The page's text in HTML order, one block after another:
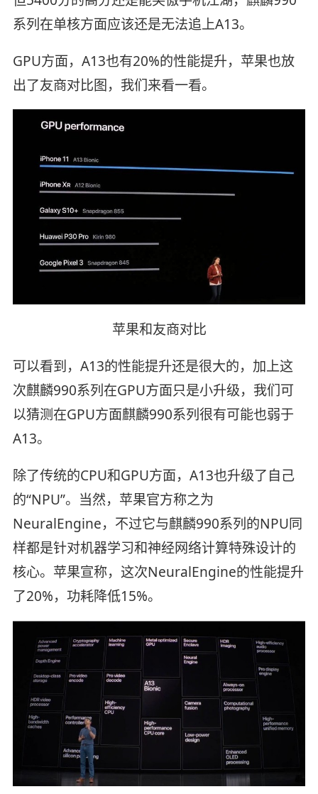
系列在单核方面应该还是无法追上A13。
GPU方面，A13也有20%的性能提升，苹果也放
出了友商对比图，我们来看一看。
苹果和友商对比
可以看到，A13的性能提升还是很大的，加上这
次麒麟990系列在GPU方面只是小升级，我们可
以猜测在GPU方面麒麟990系列很有可能也弱于
A13。
除了传统的CPU和GPU方面，A13也升级了自己
的“NPU”。当然，苹果官方称之为
NeuralEngine，不过它与麒麟990系列的NPU同
样都是针对机器学习和神经网络计算特殊设计的
核心。苹果宣称，这次NeuralEngine的性能提升
了20%，功耗降低15%。